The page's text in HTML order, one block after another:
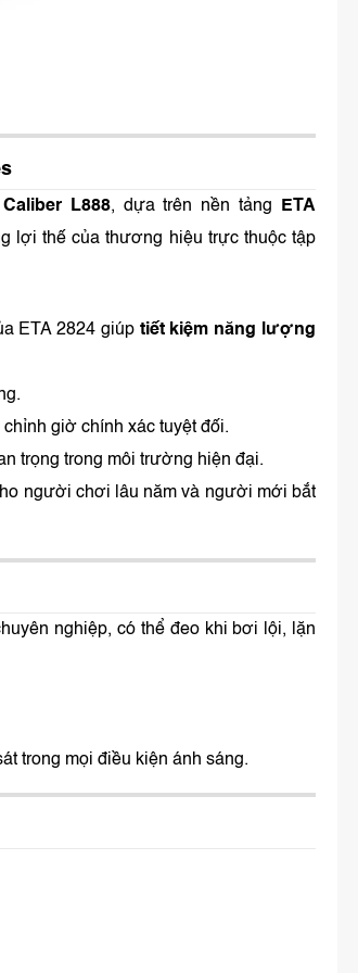
L888, dựa trên nền tảng
ETA
lợi thế của thương hiệu trực thuộc tập
ETA 2824 giúp tiết kiệm năng lượng
chỉnh giờ chính xác tuyệt đối.
trọng trong môi trường hiện đại.
người chơi lâu năm và người mới bắt
nghiệp, có thể đeo khi bơi lội, lặn
trong mọi điều kiện ánh sáng.